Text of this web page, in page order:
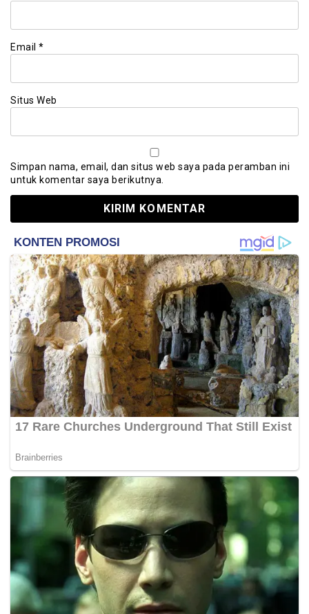
Email *
Situs Web
Simpan nama, email, dan situs web saya pada peramban ini
untuk komentar saya berikutnya.